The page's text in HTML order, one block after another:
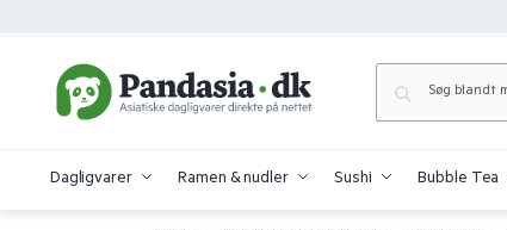
Dagligvarer Ramen & nudler Sushi Bubble Tea